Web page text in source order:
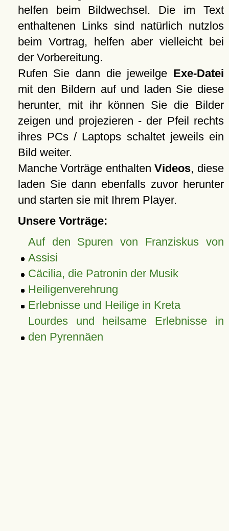
helfen beim Bildwechsel. Die im Text
enthaltenen Links sind natürlich nutzlos
beim Vortrag, helfen aber vielleicht bei
der Vorbereitung.
Rufen Sie dann die jeweilge Exe-Datei
mit den Bildern auf und laden Sie diese
herunter, mit ihr können Sie die Bilder
zeigen und projezieren - der Pfeil rechts
ihres PCs / Laptops schaltet jeweils ein
Bild weiter.
Manche Vorträge enthaltenVideos, diese
laden Sie dann ebenfalls zuvor herunter
und starten sie mit Ihrem Player.
Unsere Vorträge:
Auf den Spuren von Franziskus von
Assisi
Cäcilia, die Patronin der Musik
Heiligenverehrung
Erlebnisse und Heilige in Kreta
Lourdes und heilsame Erlebnisse in
den Pyrennäen